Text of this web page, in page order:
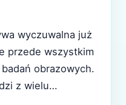
wyczuwalna już
przede wszystkim
obrazowych.
z wielu